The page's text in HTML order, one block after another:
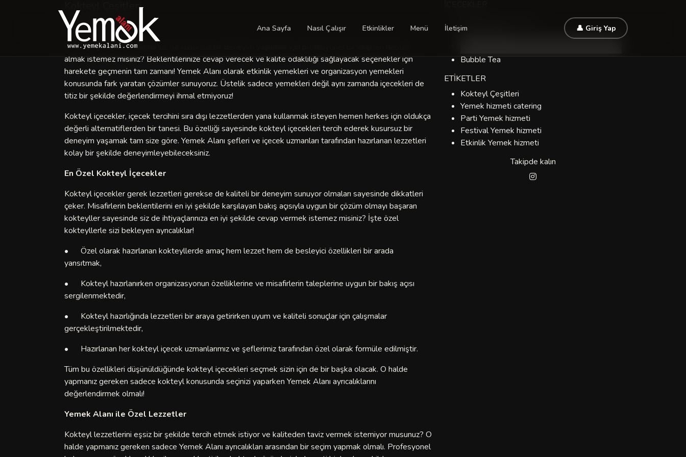
Ana Sayfa Nasıl Çalışır Etkinlikler Menü İletişim 👤 Giriş Yap
Kokteyl Çeşitleri
Kokteyl İçecekler
Kokteyl içecekler arasında siz de kusursuz bir deneyim yaşamak için profesyonel bir ekipten destek
almak istemez misiniz? Beklentilerinize cevap verecek ve kalite odaklılığı sağlayacak seçenekler için
harekete geçmenin tam zamanı! Yemek Alanı olarak etkinlik yemekleri ve organizasyon yemekleri
konusunda fark yaratan çözümler sunuyoruz. Üstelik sadece yemekleri değil aynı zamanda içecekleri de
titiz bir şekilde değerlendirmeyi ihmal etmiyoruz!
Kokteyl içecekler, içecek tercihini sıra dışı lezzetlerden yana kullanmak isteyen hemen herkes için oldukça
değerli alternatiflerden bir tanesi. Bu özelliği sayesinde kokteyl içecekleri tercih ederek kusursuz bir
deneyim yaşamak tam size göre. Yemek Alanı şefleri ve içecek uzmanları tarafından hazırlanan lezzetleri
kolay bir şekilde deneyimleyebileceksiniz.
En Özel Kokteyl İçecekler
Kokteyl içecekler gerek lezzetleri gerekse de kaliteli bir deneyim sunuyor olmaları sayesinde dikkatleri
çeker. Misafirlerin beklentilerini en iyi şekilde karşılayan bakış açısıyla uygun bir çözüm olmayı başaran
kokteyller sayesinde siz de ihtiyaçlarınıza en iyi şekilde cevap vermek istemez misiniz? İşte özel
kokteyllerle sizi bekleyen ayrıcalıklar!
•
Özel olarak hazırlanan kokteyllerde amaç hem lezzet hem de besleyici özellikleri bir arada
yansıtmak,
•
Kokteyl hazırlanırken organizasyonun özelliklerine ve misafirlerin taleplerine uygun bir bakış açısı
sergilenmektedir,
•
Kokteyl hazırlığında lezzetleri bir araya getirirken uyum ve kaliteli sonuçlar için çalışmalar
gerçekleştirilmektedir,
•
Hazırlanan her kokteyl içecek uzmanlarımız ve şeflerimiz tarafından özel olarak formüle edilmiştir.
Tüm bu özellikleri düşünüldüğünde kokteyl içecekleri seçmek sizin için de bir başka olacak. O halde
yapmanız gereken sadece kokteyl konusunda seçinizi yaparken Yemek Alanı ayrıcalıklarını
değerlendirmek olmalı!
Yemek Alanı ile Özel Lezzetler
Kokteyl lezzetlerini eşsiz bir şekilde tercih etmek istiyor ve kaliteden taviz vermek istemiyor musunuz? O
halde yapmanız gereken sadece Yemek Alanı ayrıcalıkları arasından bir seçim yapmak olmalı. Profesyonel
Soft İçecekler
Bubble Tea
ETİKETLER
Kokteyl Çeşitleri
Yemek hizmeti catering
Parti Yemek hizmeti
Festival Yemek hizmeti
Etkinlik Yemek hizmeti
Takipde kalın